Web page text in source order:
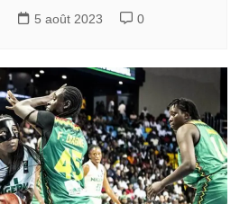
5 août 2023 0